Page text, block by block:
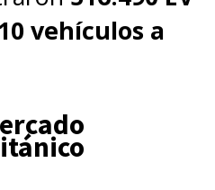
vehículos a